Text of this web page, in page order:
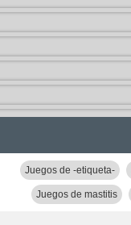
Juegos de -etiqueta-
Juegos de mastitis